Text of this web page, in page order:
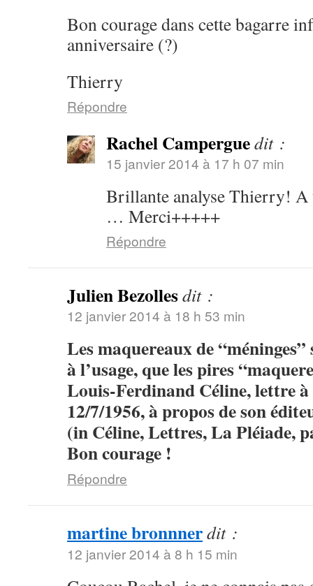
Bon courage dans cette bagarre
anniversaire (?)
Thierry
Répondre
Rachel Camperguedit :
15 janvier 2014 à 17 h 07 min
Brillante analyse Thierry!
… Merci+++++
Répondre
Julien Bezollesdit :
12 janvier 2014 à 18 h 53 min
Les maquereaux de
à l’usage, que les pires
Louis-Ferdinand Céline, lettre
12/7/1956, à propos de son
(in Céline, Lettres, La Pléiade,
Bon courage !
Répondre
martine bronnnerdit :
12 janvier 2014 à 8 h 15 min